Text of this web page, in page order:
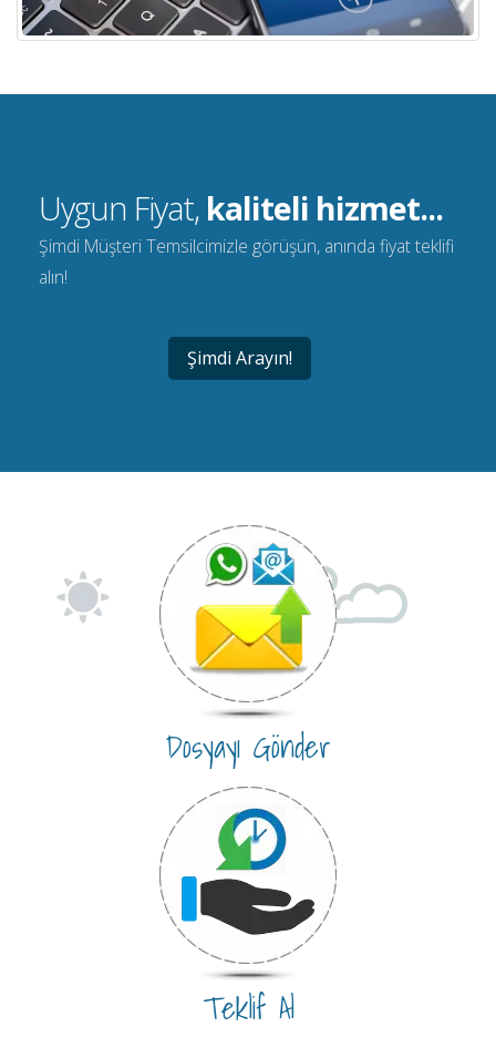
Uygun Fiyat, kaliteli hizmet...
Şimdi Müşteri Temsilcimizle görüşün, anında fiyat teklifi
alın!
Şimdi Arayın!
Dosyayı Gönder
Teklif Al